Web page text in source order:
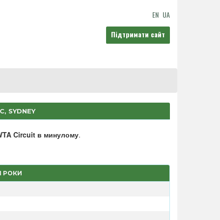
EN UA
Підтримати сайт
SYDNEY
Circuit в минулому.
РОКИ